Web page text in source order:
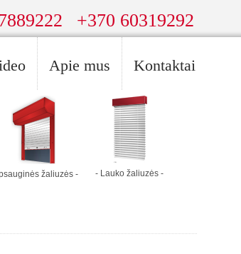
+370 60319292
Apie mus Kontaktai
žaliuzės - - Lauko žaliuzės -